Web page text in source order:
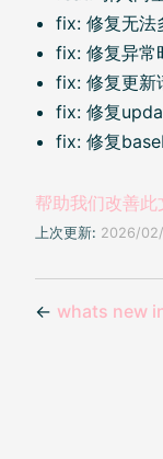
fix: 修复无法
fix: 修复异常
fix: 修复更新
fix: 修复
fix: 修复
帮助我们改善此
上次更新: 2026/
← whats new